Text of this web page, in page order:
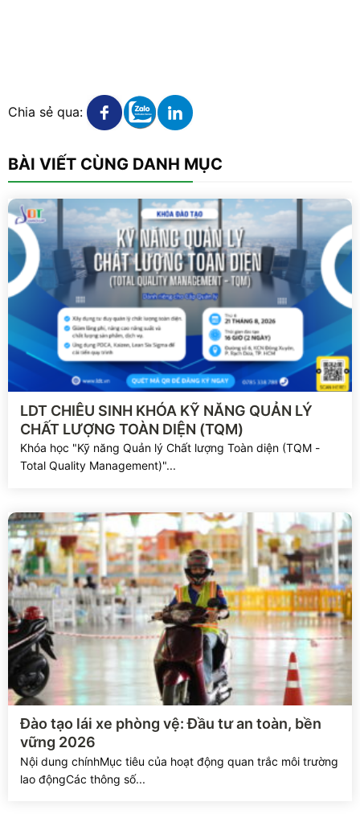
Chia sẻ qua: Xem chi tiết
Xem chi tiếtXem chi tiết
BÀI VIẾT CÙNG DANH MỤC
Xem chi tiết
LDT CHIÊU SINH KHÓA KỸ NĂNG QUẢN LÝ
CHẤT LƯỢNG TOÀN DIỆN (TQM)
Khóa học "Kỹ năng Quản lý Chất lượng Toàn diện (TQM -
Total Quality Management)"...
Xem chi tiết
Đào tạo lái xe phòng vệ: Đầu tư an toàn, bền
vững 2026
Nội dung chínhMục tiêu của hoạt động quan trắc môi trường
lao độngCác thông số...